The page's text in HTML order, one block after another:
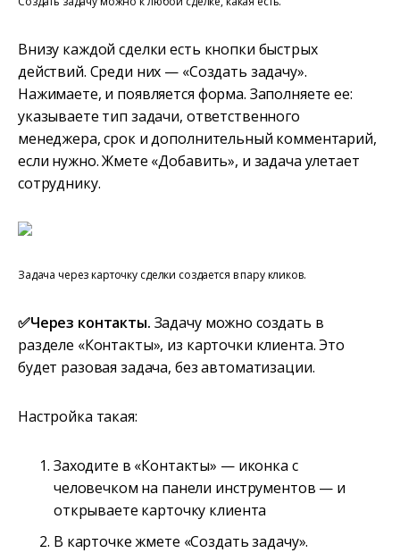
Внизу каждой сделки есть кнопки быстрых
действий. Среди них — «Создать задачу».
Нажимаете, и появляется форма. Заполняете ее:
указываете тип задачи, ответственного
менеджера, срок и дополнительный комментарий,
если нужно. Жмете «Добавить», и задача улетает
сотруднику.
Задача через карточку сделки создается в пару кликов.
✅Через контакты. Задачу можно создать в
разделе «Контакты», из карточки клиента. Это
будет разовая задача, без автоматизации.
Настройка такая:
Заходите в «Контакты» — иконка с
человечком на панели инструментов — и
открываете карточку клиента
В карточке жмете «Создать задачу».